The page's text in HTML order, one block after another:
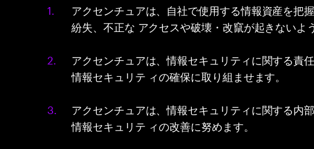
アクセンチュアは、自社で使用する情報資産を把
紛失、不正な アクセスや破壊・改竄が起きないよ
アクセンチュアは、情報セキュリティに関する責
情報セキュリテ ィの確保に取り組ませます。
アクセンチュアは、情報セキュリティに関する内
情報セキュリテ ィの改善に努めます。